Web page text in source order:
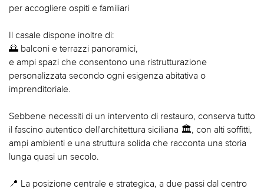
per accogliere ospiti e familiari
Il casale dispone inoltre di:
🌅 balconi e terrazzi panoramici,
e ampi spazi che consentono una ristrutturazione
personalizzata secondo ogni esigenza abitativa o
imprenditoriale.
Sebbene necessiti di un intervento di restauro, conserva tutto
il fascino autentico dell'architettura siciliana 🏛️, con alti soffitti,
ampi ambienti e una struttura solida che racconta una storia
lunga quasi un secolo.
📍 La posizione centrale e strategica, a due passi dal centro